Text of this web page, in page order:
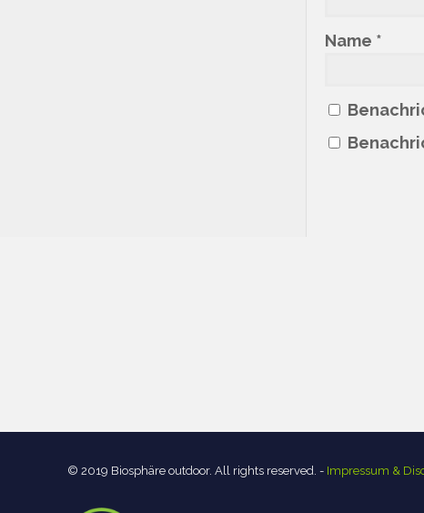
Name *
© 2019 Biosphäre outdoor. All rights reserved. - Impressum &